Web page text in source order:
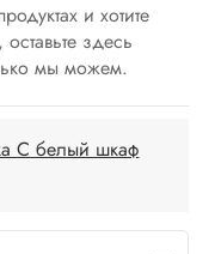
и хотите
здесь
мы можем.
С белый шкаф